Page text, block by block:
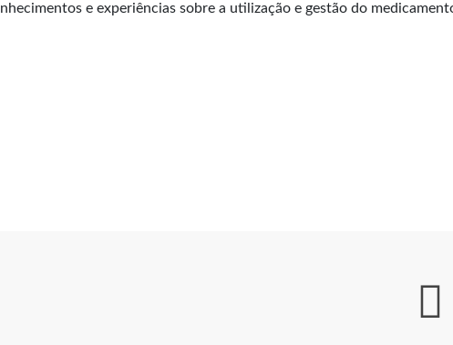
e experiências sobre a utilização e gestão do